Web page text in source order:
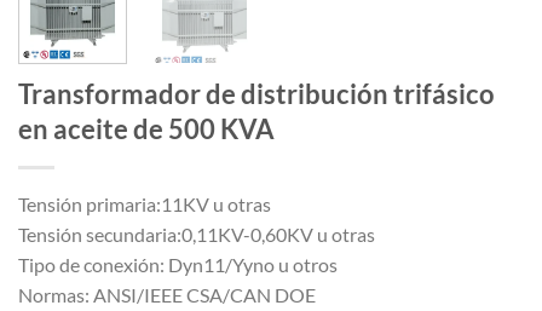
Transformador de distribución trifásico
en aceite de 500 KVA
Tensión primaria:11KV u otras
Tensión secundaria:0,11KV-0,60KV u otras
Tipo de conexión: Dyn11/Yyno u otros
Normas: ANSI/IEEE CSA/CAN DOE